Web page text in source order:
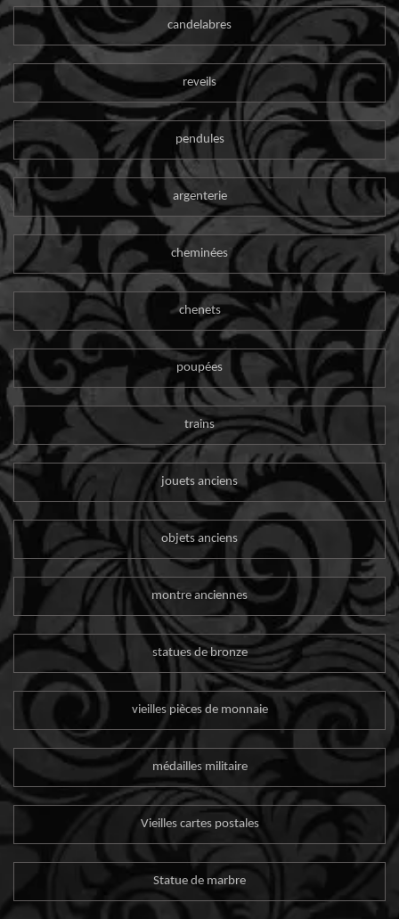
candelabres
reveils
pendules
argenterie
cheminées
chenets
poupées
trains
jouets anciens
objets anciens
montre anciennes
statues de bronze
vieilles pièces de monnaie
médailles militaire
Vieilles cartes postales
Statue de marbre